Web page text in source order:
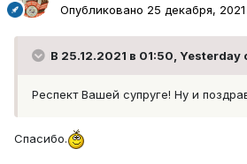
Опубликовано 25 декабря, 2021
В 25.12.2021 в 01:50, Yesterday
Респект Вашей супруге! Ну и
Спасибо.